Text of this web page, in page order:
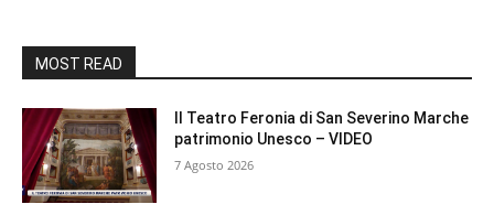
MOST READ
Il Teatro Feronia di San Severino Marche
patrimonio Unesco – VIDEO
7 Agosto 2026